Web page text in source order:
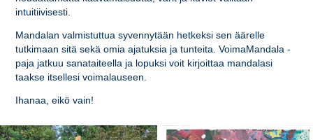
intuitiivisesti.
Mandalan valmistuttua syvennytään hetkeksi sen äärelle
tutkimaan sitä sekä omia ajatuksia ja tunteita. VoimaMandala -
paja jatkuu sanataiteella ja lopuksi voit kirjoittaa mandalasi
taakse itsellesi voimalauseen.
Ihanaa, eikö vain!